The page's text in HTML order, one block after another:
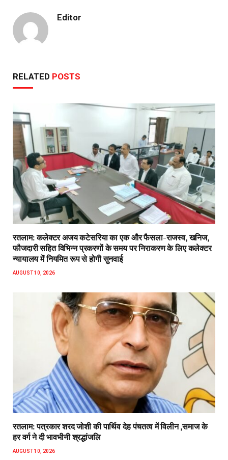
Editor
RELATED POSTS
रतलाम: कलेक्टर अजय कटेसरिया का एक और फैसला-राजस्व, खनिज,
फौजदारी सहित विभिन्न प्रकरणों के समय पर निराकरण के लिए कलेक्टर
न्यायालय में नियमित रूप से होगी सुनवाई
AUGUST 10, 2026
रतलाम: पत्रकार शरद जोशी की पार्थिव देह पंचतत्व में विलीन ,समाज के
हर वर्ग ने दी भावभीनी श्रद्धांजलि
AUGUST 10, 2026